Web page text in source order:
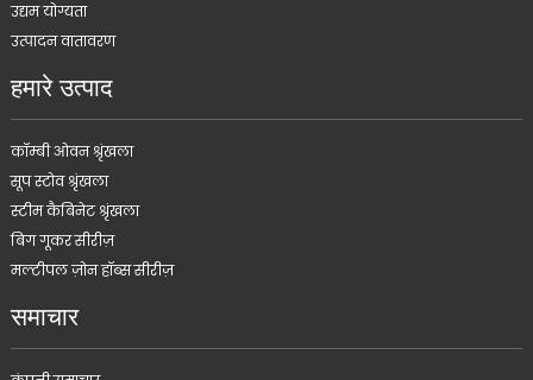
उद्यम योग्यता
उत्पादन वातावरण
हमारे उत्पाद
कॉम्बी ओवन श्रृंखला
सूप स्टोव श्रृंखला
स्टीम कैबिनेट श्रृंखला
बिग गूकर सीरीज़
मल्टीपल ज़ोन हॉब्स सीरीज़
समाचार